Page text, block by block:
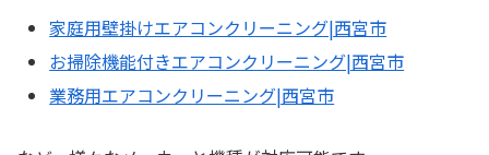
家庭用壁掛けエアコンクリーニング|西宮市
お掃除機能付きエアコンクリーニング|西宮市
業務用エアコンクリーニング|西宮市